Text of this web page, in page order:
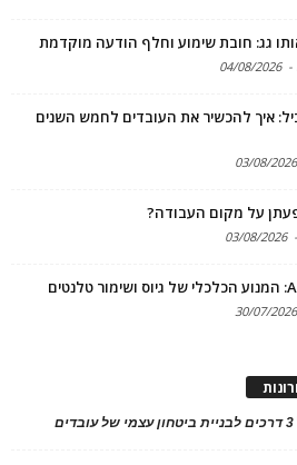
גג: חובת שימוע וחלף הודעה מוקדמת
-
04/08/2026
איך להכשיר את העובדים לחמש השנים
03/08/2026
על מקום העבודה?
-
03/08/2026
30/07/2026
3 דרכים לבניית ביטחון עצמי של עובדים